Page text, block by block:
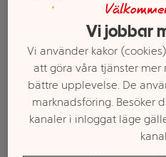
Vi jobbar
Vi använder kakor
att göra våra tjänster mer
bättre upplevelse. De
marknadsföring. Besöker
kanaler i inloggat läge